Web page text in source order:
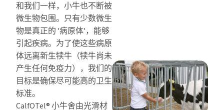
和我们一样，小牛也不断被
微生物包围。只有少数微生
物是真正的 '病原体'，能够
引起疾病。为了使这些病原
体远离新生犊牛（犊牛尚未
产生任何免疫力），我们的
目标是确保尽可能高的卫生
标准。
CalfOTel® 小牛舍由光滑材